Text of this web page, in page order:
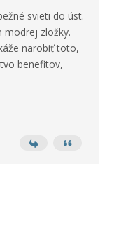
svieti do úst.
modrej zložky.
narobiť toto,
benefitov,